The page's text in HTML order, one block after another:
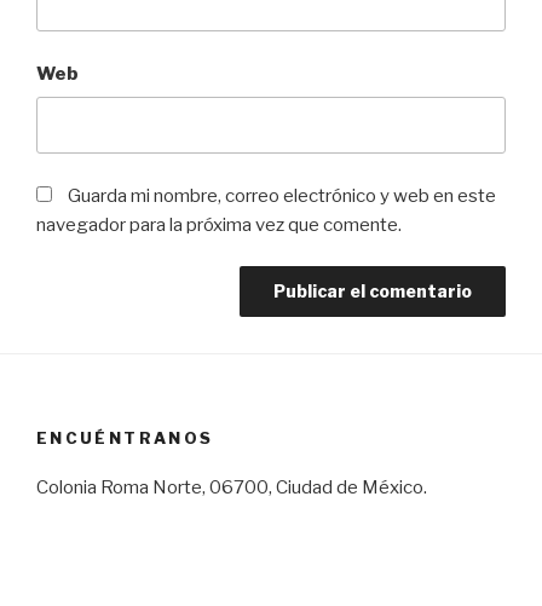
Web
Guarda mi nombre, correo electrónico y web en este
navegador para la próxima vez que comente.
ENCUÉNTRANOS
Colonia Roma Norte, 06700, Ciudad de México.